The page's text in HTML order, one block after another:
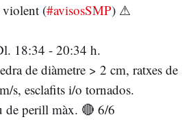
violent (#avisosSMP) ⚠
18:34 - 20:34 h.
de diàmetre > 2 cm, ratxes de
s, esclafits i/o tornados.
de perill màx. 🔴 6/6